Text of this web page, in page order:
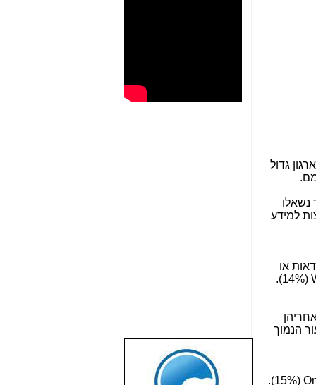
גדול
נשאלו
הדגישו בעיקר התקפות רשת (19%), נוזקות (18%) ופריצות למידע
או
(14%).
אחריהן
למטרת סחטנות (15%) נמנו בשיעור הנמוך
(15%).
שבוע טוב לכל
הגולשים באשר